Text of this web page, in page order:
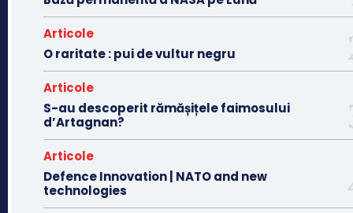
Articole
O raritate : pui de vultur negru
Articole
S-au descoperit rămășițele faimosului
d’Artagnan?
Articole
Defence Innovation | NATO and new
technologies